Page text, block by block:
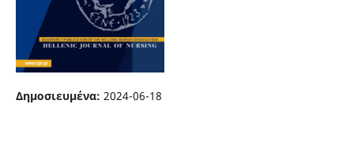
Δημοσιευμένα: 2024-06-18